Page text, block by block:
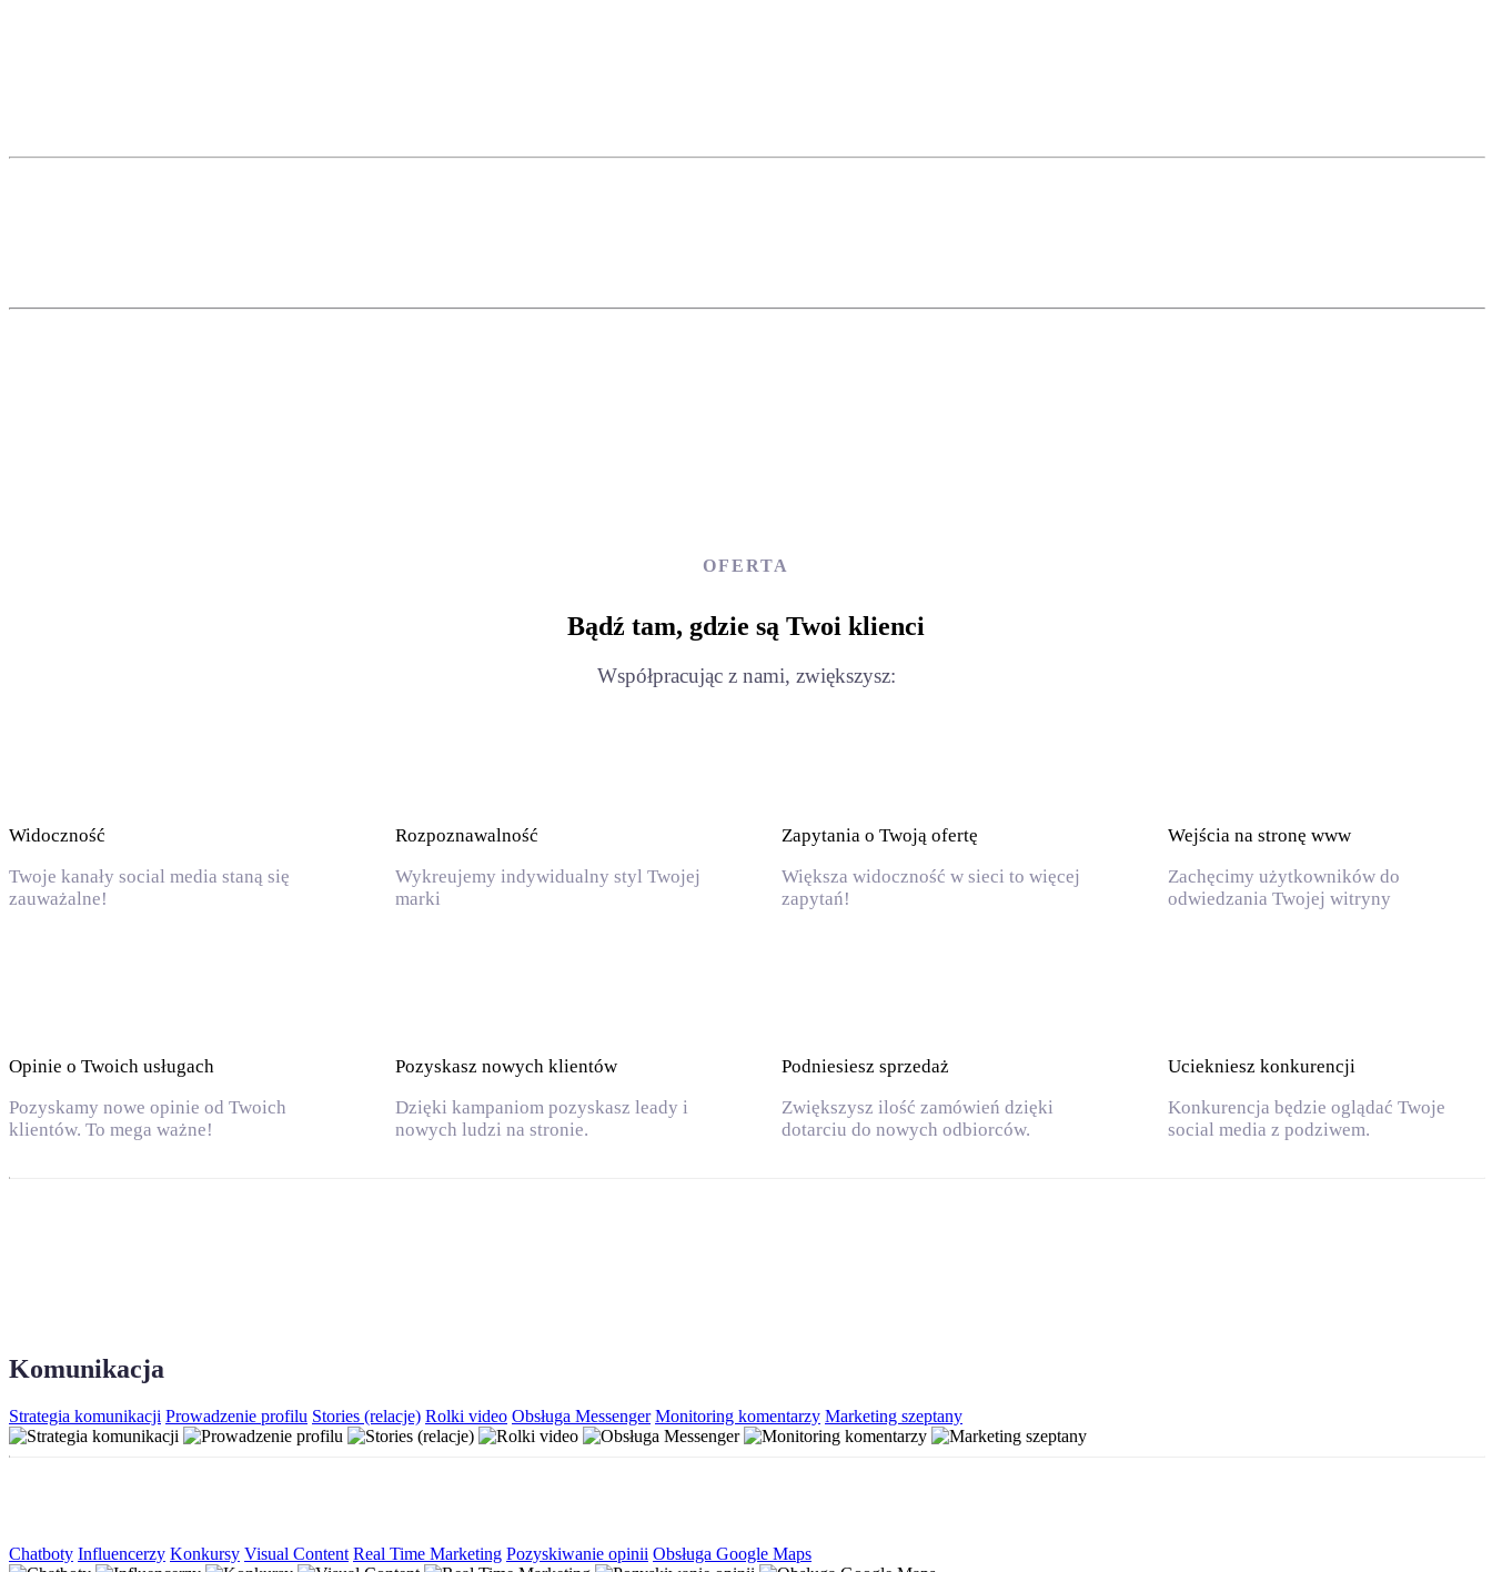
OFERTA
Bądź tam, gdzie są Twoi klienci
Współpracując z nami, zwiększysz:
Widoczność
Twoje kanały social media staną się
zauważalne!
Rozpoznawalność
Wykreujemy indywidualny styl Twojej
marki
Zapytania o Twoją ofertę
Większa widoczność w sieci to więcej
zapytań!
Wejścia na stronę www
Zachęcimy użytkowników do
odwiedzania Twojej witryny
Opinie o Twoich usługach
Pozyskamy nowe opinie od Twoich
klientów. To mega ważne!
Pozyskasz nowych klientów
Dzięki kampaniom pozyskasz leady i
nowych ludzi na stronie.
Podniesiesz sprzedaż
Zwiększysz ilość zamówień dzięki
dotarciu do nowych odbiorców.
Uciekniesz konkurencji
Konkurencja będzie oglądać Twoje
social media z podziwem.
Komunikacja
Strategia komunikacji Prowadzenie profilu Stories (relacje) Rolki video Obsługa Messenger Monitoring komentarzy Marketing szeptany
Chatboty Influencerzy Konkursy Visual Content Real Time Marketing Pozyskiwanie opinii Obsługa Google Maps